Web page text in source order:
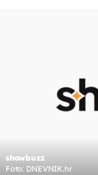
showbuzz
Foto: DNEVNIK.hr